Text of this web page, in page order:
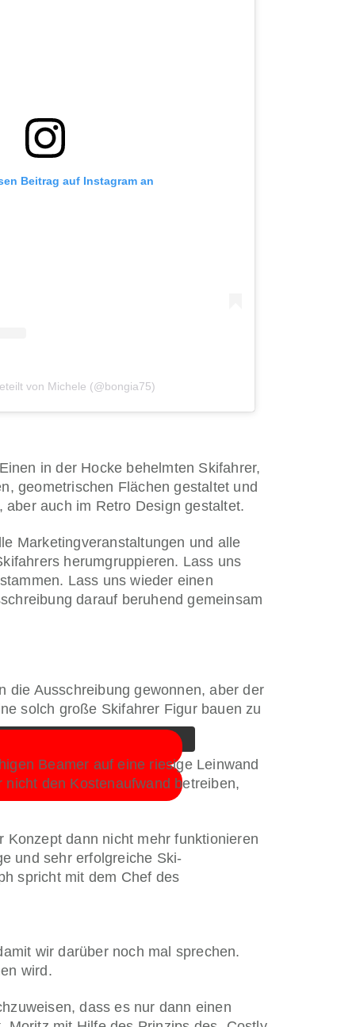
Beitrag auf Instagram an
von Michele (@bongia75)
in der Hocke behelmten Skifahrer,
geometrischen Flächen gestaltet und
auch im Retro Design gestaltet.
Marketingveranstaltungen und alle
herumgruppieren. Lass uns
Lass uns wieder einen
darauf beruhend gemeinsam
Sie auf die Schaltfläche
werden.
die Ausschreibung gewonnen, aber der
solch große Skifahrer Figur bauen zu
Beamer auf eine riesige Leinwand
den Kostenaufwand betreiben,
dann nicht mehr funktionieren
und sehr erfolgreiche Ski-
spricht mit dem Chef des
wir darüber noch mal sprechen.
wird.
dass es nur dann einen